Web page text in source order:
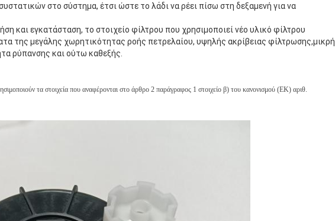
στο σύστημα, έτσι ώστε το λάδι να ρέει πίσω στη δεξαμενή για να
και εγκατάσταση, το στοιχείο φίλτρου που χρησιμοποιεί νέο υλικό φίλτρου
της μεγάλης χωρητικότητας ροής πετρελαίου, υψηλής ακρίβειας φίλτρωσης,μικρή
ρύπανσης και ούτω καθεξής.
τα στοιχεία που αναφέρονται στο άρθρο 2 παράγραφος 1 στοιχείο β) του κανονισμού (ΕΚ) αριθ.